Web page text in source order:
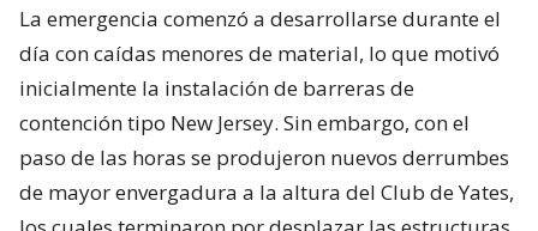
La emergencia comenzó a desarrollarse durante el
día con caídas menores de material, lo que motivó
inicialmente la instalación de barreras de
contención tipo New Jersey. Sin embargo, con el
paso de las horas se produjeron nuevos derrumbes
de mayor envergadura a la altura del Club de Yates,